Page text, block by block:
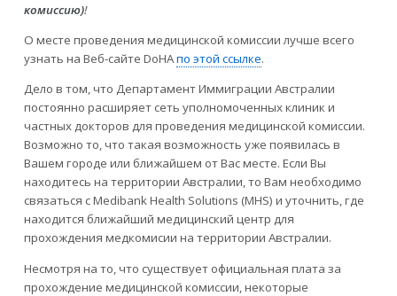
комиссию)!
О месте проведения медицинской комиссии лучше всего
узнать на Веб-сайте DoHAпо этой ссылке.
Дело в том, что Департамент Иммиграции Австралии
постоянно расширяет сеть уполномоченных клиник и
частных докторов для проведения медицинской комиссии.
Возможно то, что такая возможность уже появилась в
Вашем городе или ближайшем от Вас месте. Если Вы
находитесь на территории Австралии, то Вам необходимо
связаться с Medibank Health Solutions (MHS) и уточнить, где
находится ближайший медицинский центр для
прохождения медкомисии на территории Австралии.
Несмотря на то, что существует официальная плата за
прохождение медицинской комиссии, некоторые